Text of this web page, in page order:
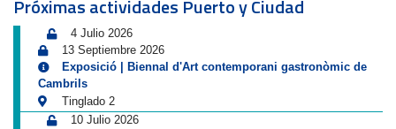
Próximas actividades Puerto y Ciudad
4 Julio 2026
13 Septiembre 2026
Exposició | Biennal d'Art contemporani gastronòmic de
Cambrils
Tinglado 2
10 Julio 2026